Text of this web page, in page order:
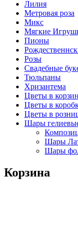
Лилия
Метровая роза
Микс
Мягкие
Пионы
Розы
Свадебные
Тюльпаны
Хризантема
Цветы в
Цветы в
Цветы в
Шары
Шары
Шары
Корзина